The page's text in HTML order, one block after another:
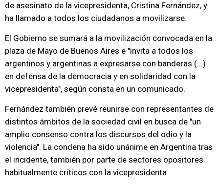
de asesinato de la vicepresidenta, Cristina Fernández, y
ha llamado a todos los ciudadanos a movilizarse.
El Gobierno se sumará a la movilización convocada en la
plaza de Mayo de Buenos Aires e "invita a todos los
argentinos y argentinas a expresarse con banderas (...)
en defensa de la democracia y en solidaridad con la
vicepresidenta", según consta en un comunicado.
Fernández también prevé reunirse con representantes de
distintos ámbitos de la sociedad civil en busca de "un
amplio consenso contra los discursos del odio y la
violencia". La condena ha sido unánime en Argentina tras
el incidente, también por parte de sectores opositores
habitualmente críticos con la vicepresidenta.